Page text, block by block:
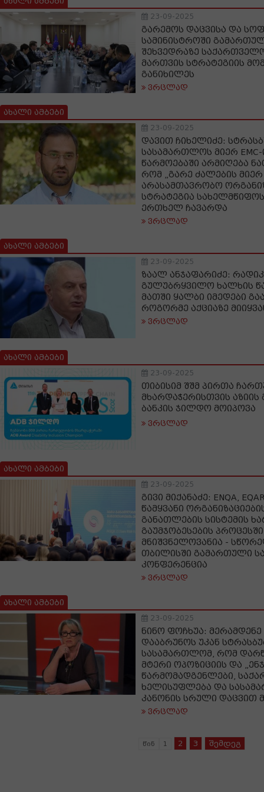
23-09-2025
გარემოს დაცვისა და
სამინისტროში
შეხვედრაზე
მართვის სტრატეგიის
განიხილეს
ვრცლად
ახალი ამბები
23-09-2025
დავით ჩიხელიძე:
სასამართლოს მიერ
წარმოებაში არმიღება
რომ „გარე ძალების
არასამთავრობო
სტრატეგია
ერთხელ ჩავარდა
ვრცლად
ახალი ამბები
23-09-2025
ზაალ ანჯაფარიძე:
გულუბრყვილო ხალხის
მათში ყალბი იმედები
როგორმე აქციაზე
ვრცლად
ახალი ამბები
23-09-2025
თიბისიმ შშმ პირთა
მხარდაჭერისთვის აზიის
ბანკის ჯილდო მოიპოვა
ვრცლად
ახალი ამბები
23-09-2025
გივი მიქანაძე: ENQA,
წამყვანი
განათლების სისტემის
გაუმჯობესების
მნიშვნელოვანია -
თბილისში გამართული
კონფერენცია
ვრცლად
ახალი ამბები
23-09-2025
ნინო ფოჩხუა: მერამდენე
დააბრუნოს უკან
სასამართლომ, რომ
მტერი ოპოზიციის და
წარმომადგენლები,
ხელისუფლება და
კანონის სრული დაცვით
ვრცლად
წინ 1 2 3 შემდეგ